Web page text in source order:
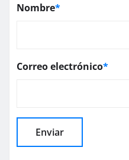
Nombre*
Correo electrónico*